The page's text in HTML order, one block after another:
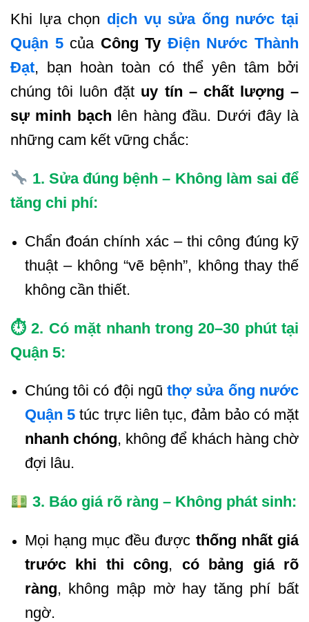
Khi lựa chọn dịch vụ sửa ống nước tại
Quận 5của Công Ty Điện Nước Thành
Đạt, bạn hoàn toàn có thể yên tâm bởi
chúng tôi luôn đặt uy tín – chất lượng –
sự minh bạch lên hàng đầu. Dưới đây là
những cam kết vững chắc:
1. Sửa đúng bệnh – Không làm sai để
tăng chi phí:
Chẩn đoán chính xác – thi công đúng kỹ
thuật – không “vẽ bệnh”, không thay thế
không cần thiết.
⏱ 2. Có mặt nhanh trong 20–30 phút tại
Quận 5:
Chúng tôi có đội ngũ thợ sửa ống nước
Quận 5 túc trực liên tục, đảm bảo có mặt
nhanh chóng, không để khách hàng chờ
đợi lâu.
3. Báo giá rõ ràng – Không phát sinh:
Mọi hạng mục đều được thống nhất giá
trước khi thi công, có bảng giá rõ
ràng, không mập mờ hay tăng phí bất
ngờ.